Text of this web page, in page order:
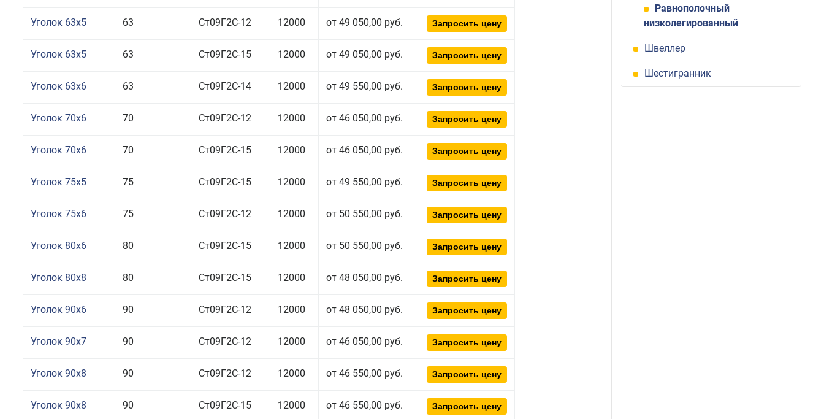
Уголок 63x5 63 Ст09Г2С-12 12000 от 49 050,00 руб. Запросить цену
Уголок 63x5 63 Ст09Г2С-15 12000 от 49 050,00 руб. Запросить цену
Уголок 63x6 63 Ст09Г2С-14 12000 от 49 550,00 руб. Запросить цену
Уголок 70x6 70 Ст09Г2С-12 12000 от 46 050,00 руб. Запросить цену
Уголок 70x6 70 Ст09Г2С-15 12000 от 46 050,00 руб. Запросить цену
Уголок 75x5 75 Ст09Г2С-15 12000 от 49 550,00 руб. Запросить цену
Уголок 75x6 75 Ст09Г2С-12 12000 от 50 550,00 руб. Запросить цену
Уголок 80x6 80 Ст09Г2С-15 12000 от 50 550,00 руб. Запросить цену
Уголок 80x8 80 Ст09Г2С-15 12000 от 48 050,00 руб. Запросить цену
Уголок 90x6 90 Ст09Г2С-12 12000 от 48 050,00 руб. Запросить цену
Уголок 90x7 90 Ст09Г2С-12 12000 от 46 050,00 руб. Запросить цену
Уголок 90x8 90 Ст09Г2С-12 12000 от 46 550,00 руб. Запросить цену
Уголок 90x8 90 Ст09Г2С-15 12000 от 46 550,00 руб. Запросить цену
Равнополочный
низколегированный
Швеллер
Шестигранник